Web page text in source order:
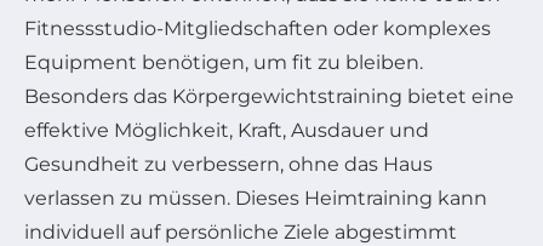
Fitnessstudio-Mitgliedschaften oder komplexes
Equipment benötigen, um fit zu bleiben.
Besonders das Körpergewichtstraining bietet eine
effektive Möglichkeit, Kraft, Ausdauer und
Gesundheit zu verbessern, ohne das Haus
verlassen zu müssen. Dieses Heimtraining kann
individuell auf persönliche Ziele abgestimmt